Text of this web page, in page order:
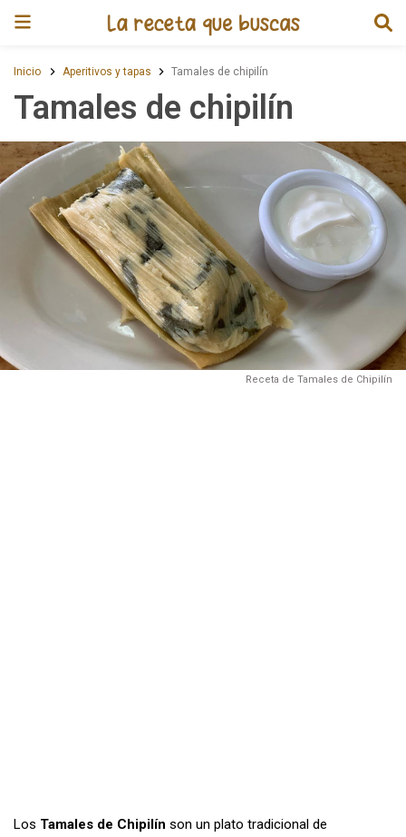
Inicio Aperitivos y tapas Tamales de chipilín
Tamales de chipilín
Receta de Tamales de Chipilín
Los Tamales de Chipilín son un plato tradicional de